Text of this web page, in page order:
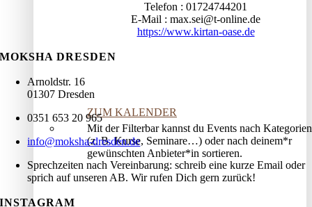
ZUM KALENDER
Mit der Filterbar kannst du Events nach Kategorien
(z. B. Kurse, Seminare…) oder nach deinem*r
gewünschten Anbieter*in sortieren.
Telefon
01724744201
E-Mail
max.sei@t-online.de
https://www.kirtan-oase.de
MOKSHA DRESDEN
Arnoldstr. 16
01307 Dresden
0351 653 20 965
info@moksha-dresden.de
Sprechzeiten nach Vereinbarung: schreib eine kurze Email oder
sprich auf unseren AB. Wir rufen Dich gern zurück!
INSTAGRAM